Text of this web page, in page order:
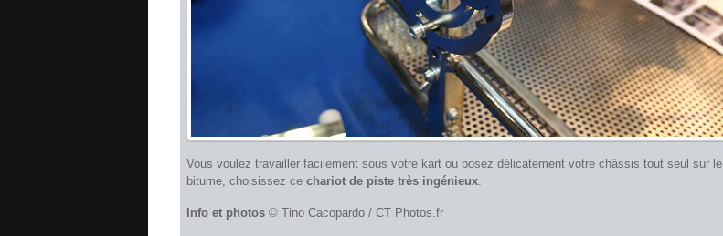
Vous voulez travailler facilement sous votre kart ou posez délicatement votre châssis tout seul sur le
bitume, choisissez ce chariot de piste très ingénieux.
Info et photos © Tino Cacopardo / CT Photos.fr